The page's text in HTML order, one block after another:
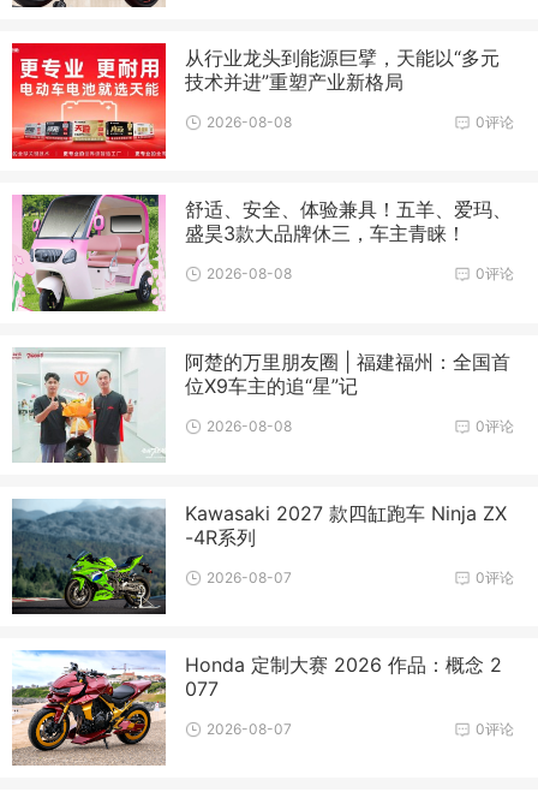
从行业龙头到能源巨擘，天能以“多元
技术并进”重塑产业新格局
0评论
2026-08-08
舒适、安全、体验兼具！五羊、爱玛、
盛昊3款大品牌休三，车主青睐！
0评论
2026-08-08
阿楚的万里朋友圈 | 福建福州：全国首
位X9车主的追“星”记
0评论
2026-08-08
Kawasaki 2027 款四缸跑车 Ninja ZX
-4R系列
0评论
2026-08-07
Honda 定制大赛 2026 作品：概念 2
077
0评论
2026-08-07